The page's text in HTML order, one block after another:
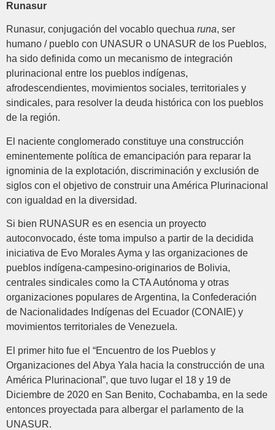
Runasur
Runasur, conjugación del vocablo quechua runa, ser
humano / pueblo con UNASUR o UNASUR de los Pueblos,
ha sido definida como un mecanismo de integración
plurinacional entre los pueblos indígenas,
afrodescendientes, movimientos sociales, territoriales y
sindicales, para resolver la deuda histórica con los pueblos
de la región.
El naciente conglomerado constituye una construcción
eminentemente política de emancipación para reparar la
ignominia de la explotación, discriminación y exclusión de
siglos con el objetivo de construir una América Plurinacional
con igualdad en la diversidad.
Si bien RUNASUR es en esencia un proyecto
autoconvocado, éste toma impulso a partir de la decidida
iniciativa de Evo Morales Ayma y las organizaciones de
pueblos indígena-campesino-originarios de Bolivia,
centrales sindicales como la CTA Autónoma y otras
organizaciones populares de Argentina, la Confederación
de Nacionalidades Indígenas del Ecuador (CONAIE) y
movimientos territoriales de Venezuela.
El primer hito fue el “Encuentro de los Pueblos y
Organizaciones del Abya Yala hacia la construcción de una
América Plurinacional”, que tuvo lugar el 18 y 19 de
Diciembre de 2020 en San Benito, Cochabamba, en la sede
entonces proyectada para albergar el parlamento de la
UNASUR.